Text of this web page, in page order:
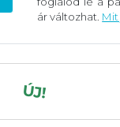
ár változhat.
ÚJ!